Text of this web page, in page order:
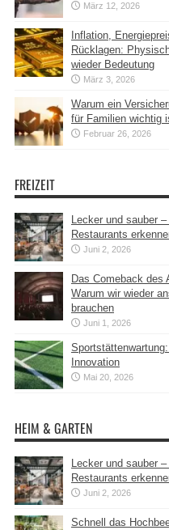
März 12, 2026
Inflation,
Rücklagen:
wieder Bedeutung
März 3, 2026
Warum ein
für Familien wichtig
Februar 26, 2026
FREIZEIT
Lecker und sauber
Restaurants
Juni 2, 2026
Das Comeback des
Warum wir wieder
brauchen
Juni 1, 2026
Innovation
Mai 20, 2026
HEIM & GARTEN
Lecker und sauber
Restaurants
Juni 2, 2026
Schnell das